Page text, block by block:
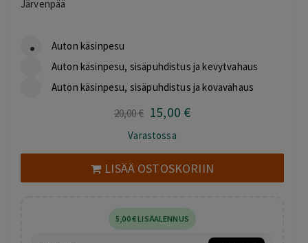
Järvenpää
Auton käsinpesu
Auton käsinpesu, sisäpuhdistus ja kevytvahaus
Auton käsinpesu, sisäpuhdistus ja kovavahaus
20,00€ Alkuperäinen
oli:
20,00 €.
15,00 €Nykyinen
15,00 €.
Varastossa
LISÄÄ OSTOSKORIIN
5,00€LISÄALENNUS